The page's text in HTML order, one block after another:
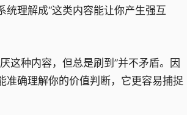
统理解成“这类内容能让你产生强互
这种内容，但总是刷到”并不矛盾。因
准确理解你的价值判断，它更容易捕捉